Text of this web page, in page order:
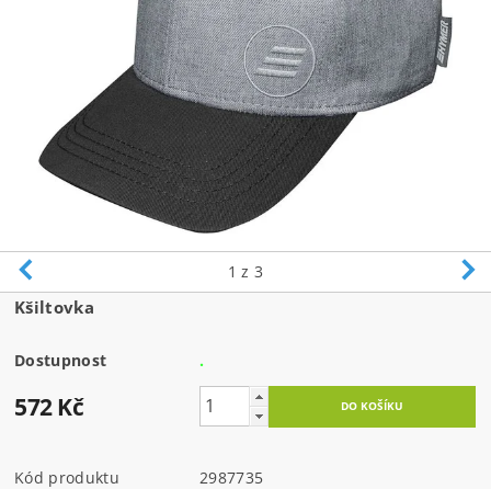
1 z 3
Kšiltovka
Dostupnost .
572 Kč
Kód produktu
2987735